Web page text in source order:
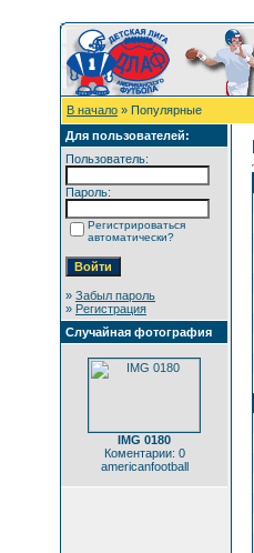
В начало » Популярные
Для пользователей:
Пользователь:
Пароль:
Регистрироваться
автоматически?
» Забыл пароль
» Регистрация
Случайная фотография
IMG 0180
Коментарии: 0
americanfootball